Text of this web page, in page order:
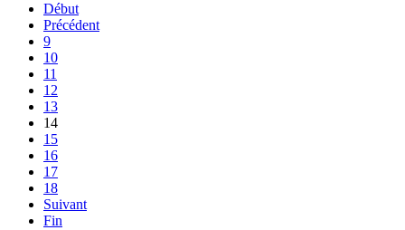
Début
Précédent
9
10
11
12
13
14
15
16
17
18
Suivant
Fin